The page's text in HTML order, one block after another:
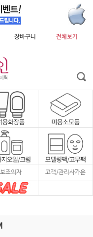
장바구니 전체보기
보조의자 고객/관리사가운